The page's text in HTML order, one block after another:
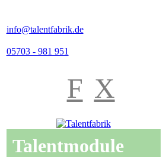
info@talentfabrik.de
05703 - 981 951
F X
Talentmodule